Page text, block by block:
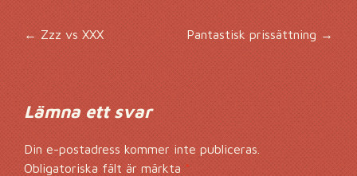
Inläggsnavigering
←Zzz vs XXX Pantastisk prissättning→
Lämna ett svar
Din e-postadress kommer inte publiceras.
Obligatoriska fält är märkta*